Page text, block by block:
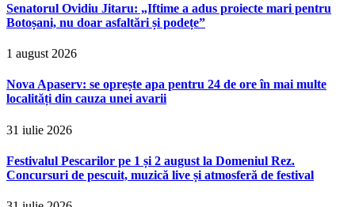
Senatorul Ovidiu Jitaru: „Iftime a adus proiecte mari pentru
Botoșani, nu doar asfaltări și podețe”
1 august 2026
Nova Apaserv: se oprește apa pentru 24 de ore în mai multe
localități din cauza unei avarii
31 iulie 2026
Festivalul Pescarilor pe 1 și 2 august la Domeniul Rez.
Concursuri de pescuit, muzică live și atmosferă de festival